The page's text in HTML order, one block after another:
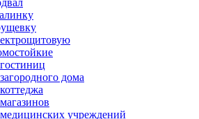
дома
учреждений